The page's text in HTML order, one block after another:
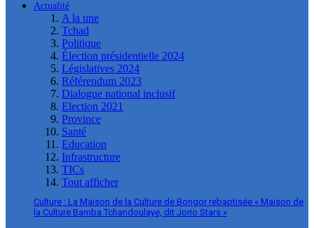
Actualité
A la une
Tchad
Politique
Élection présidentielle 2024
Législatives 2024
Référendum 2023
Dialogue national inclusif
Election 2021
Province
Santé
Education
Infrastructure
TICs
Tout afficher
Culture : La Maison de la Culture de Bongor rebaptisée « Maison de
la Culture Bamba Tchandoulaye, dit Jorio Stars »